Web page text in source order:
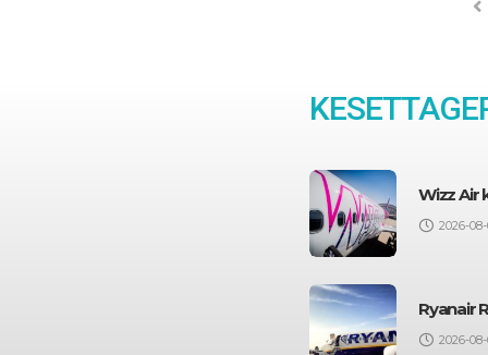
Wizz Air
2026-
Ryanair
2026-